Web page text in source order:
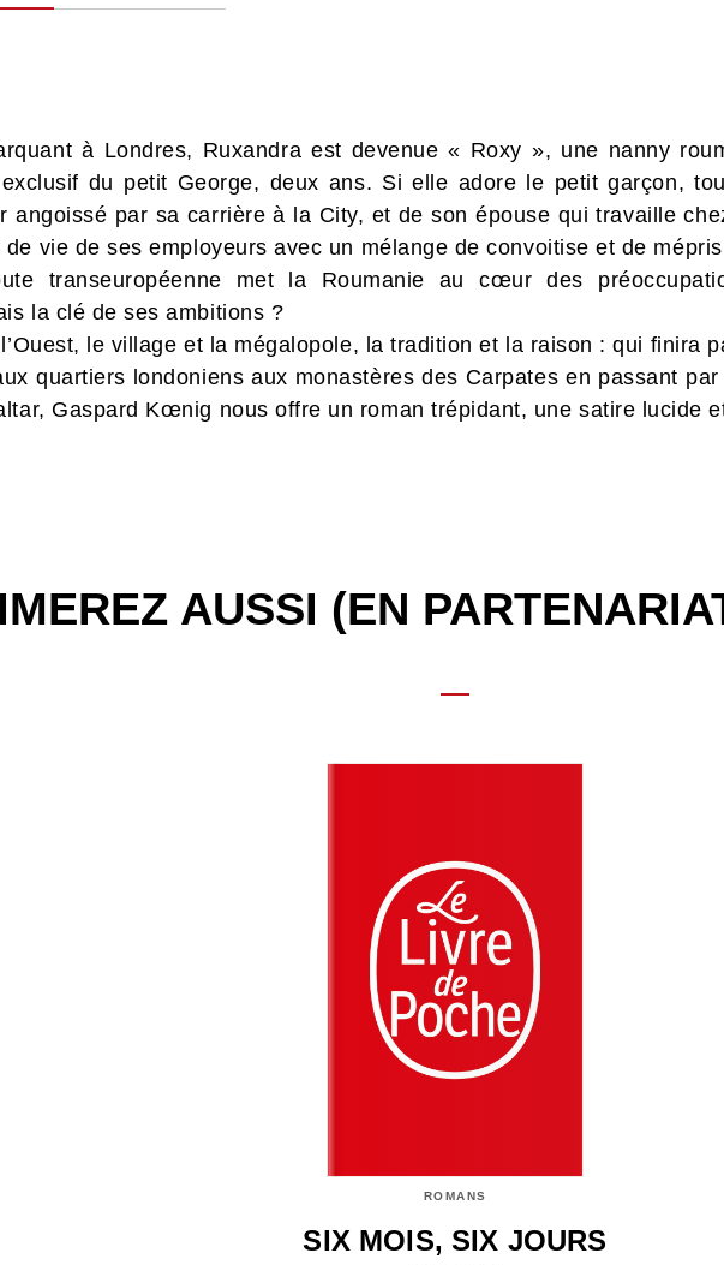
à Londres, Ruxandra est devenue « Roxy », une nanny
du petit George, deux ans. Si elle adore le petit garçon,
angoissé par sa carrière à la City, et de son épouse qui travaille
de vie de ses employeurs avec un mélange de convoitise et de
transeuropéenne met la Roumanie au cœur des
la clé de ses ambitions ?
l’Ouest, le village et la mégalopole, la tradition et la raison : qui finira
quartiers londoniens aux monastères des Carpates en passant
Gaspard Kœnig nous offre un roman trépidant, une satire lucide
AUSSI (EN
ROMANS
SIX MOIS, SIX JOURS